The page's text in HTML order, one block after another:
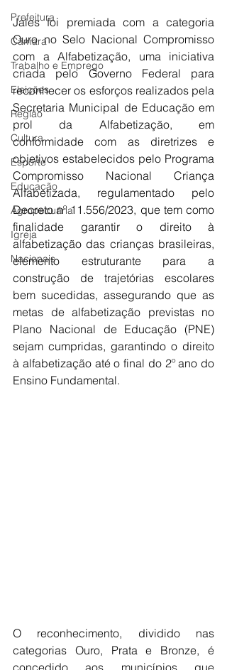
Prefeitura
Câmara
Trabalho e Emprego
Eleições
Região
Cultura
Esporte
Educação
Agropecuária
Igreja
Nacionais
Jales foi premiada com a categoria
Ouro no Selo Nacional Compromisso
com a Alfabetização, uma iniciativa
criada pelo Governo Federal para
reconhecer os esforços realizados pela
Secretaria Municipal de Educação em
prol da Alfabetização, em
conformidade com as diretrizes e
objetivos estabelecidos pelo Programa
Compromisso Nacional Criança
Alfabetizada, regulamentado pelo
Decreto nº 11.556/2023, que tem como
finalidade garantir o direito à
alfabetização das crianças brasileiras,
elemento estruturante para a
construção de trajetórias escolares
bem sucedidas, assegurando que as
metas de alfabetização previstas no
Plano Nacional de Educação (PNE)
sejam cumpridas, garantindo o direito
à alfabetização até o final do 2º ano do
Ensino Fundamental.
O reconhecimento, dividido nas
categorias Ouro, Prata e Bronze, é
concedido aos municípios que